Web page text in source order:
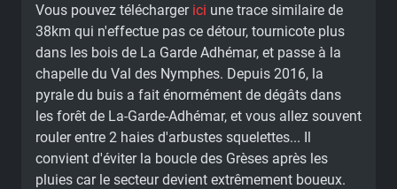
Vous pouvez télécharger ici une trace similaire de
38km qui n'effectue pas ce détour, tournicote plus
dans les bois de La Garde Adhémar, et passe à la
chapelle du Val des Nymphes. Depuis 2016, la
pyrale du buis a fait énormément de dégâts dans
les forêt de La-Garde-Adhémar, et vous allez souvent
rouler entre 2 haies d'arbustes squelettes... Il
convient d'éviter la boucle des Grèses après les
pluies car le secteur devient extrêmement boueux.